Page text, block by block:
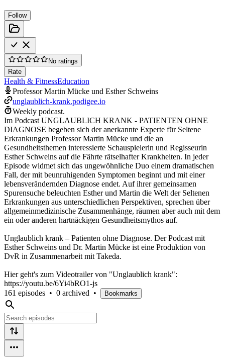
Follow
No ratings
Rate
Health & FitnessEducation
Professor Martin Mücke und Esther Schweins
unglaublich-krank.podigee.io
Weekly podcast.
Im Podcast UNGLAUBLICH KRANK - PATIENTEN OHNE
DIAGNOSE begeben sich der anerkannte Experte für Seltene
Erkrankungen Professor Martin Mücke und die an
Gesundheitsthemen interessierte Schauspielerin und Regisseurin
Esther Schweins auf die Fährte rätselhafter Krankheiten. In jeder
Episode widmet sich das ungewöhnliche Duo einem dramatischen
Fall, der mit beunruhigenden Symptomen beginnt und mit einer
lebensverändernden Diagnose endet. Auf ihrer gemeinsamen
Spurensuche beleuchten Esther und Martin die Welt der Seltenen
Erkrankungen aus unterschiedlichen Perspektiven, sprechen über
allgemeinmedizinische Zusammenhänge, räumen aber auch mit dem
ein oder anderen hartnäckigen Gesundheitsmythos auf.
Unglaublich krank – Patienten ohne Diagnose. Der Podcast mit
Esther Schweins und Dr. Martin Mücke ist eine Produktion von
DvR in Zusammenarbeit mit Takeda.
Hier geht's zum Videotrailer von "Unglaublich krank":
https://youtu.be/6Yi4bRO1-js
161 episodes • 0 archived • Bookmarks